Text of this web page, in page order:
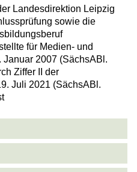
Landesdirektion Leipzig
sowie die
für Medien- und
Januar 2007 (SächsABl.
Ziffer II der
Juli 2021 (SächsABl.